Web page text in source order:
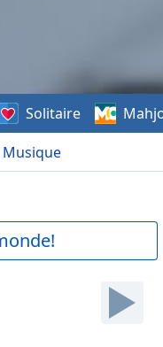
Musique
Solitaire